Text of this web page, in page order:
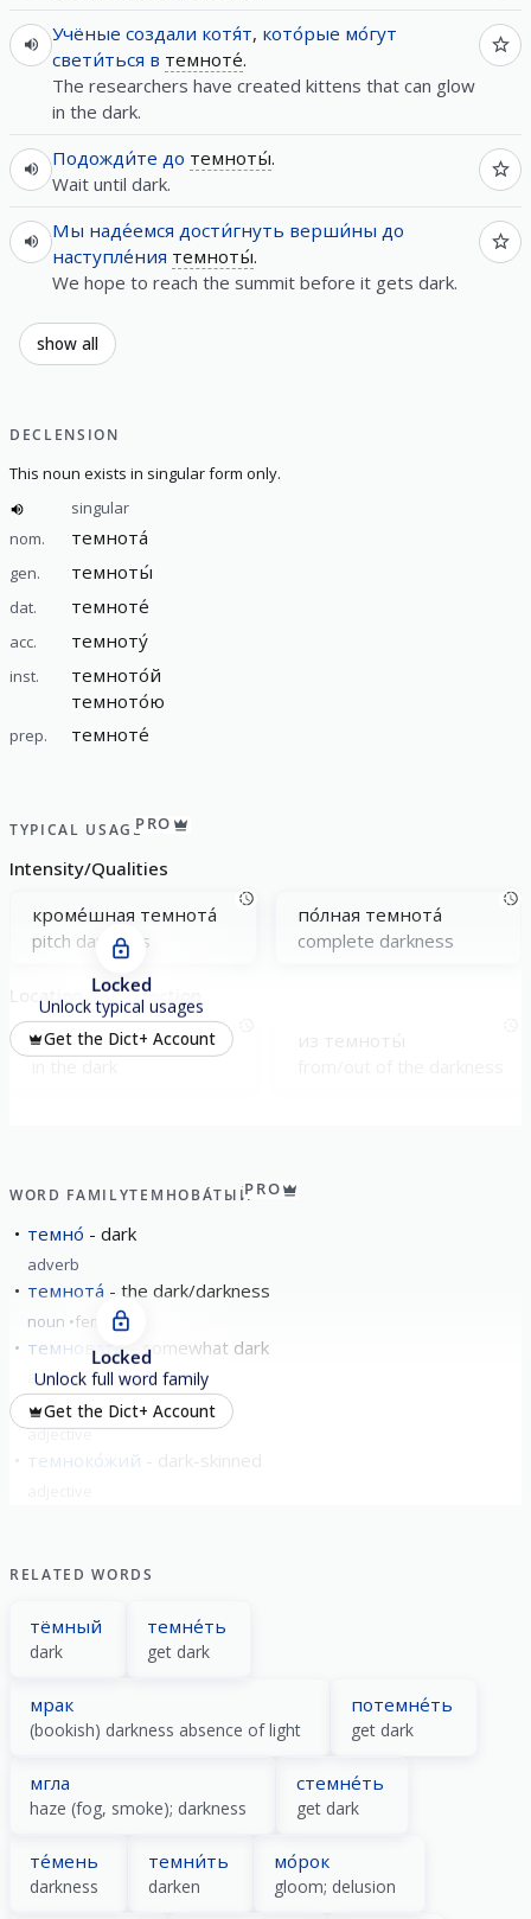
Учёные создали котя́т, кото́рые мо́гут
свети́ться в темноте́.
The researchers have created kittens that can glow
in the dark.
Подожди́те до темноты́.
Wait until dark.
Мы наде́емся дости́гнуть верши́ны до
наступле́ния темноты́.
We hope to reach the summit before it gets dark.
show all
DECLENSION
This noun exists in singular form only.
singular
nom.
темнота́
gen. темноты́
dat. темноте́
acc. темноту́
inst.
темното́й
темното́ю
prep. темноте́
TYPICAL USAGEPRO
Intensity/Qualities
кроме́шная темнота́
pitch darkness
по́лная темнота́
complete darkness
Location and Direction
в темноте́
Locked
Unlock typical usages
Get the Dict+ Account
WORD FAMILYТЕМНОВА́ТЫЙPRO
темно́ dark
adverb
темнота́ the dark/darkness
noun feminine
темновато somewhat dark
adverb
темнова́тый darkish
adjective
темноко́жий
Locked
Unlock full word family
Get the Dict+ Account
RELATED WORDS
тёмный
dark
темне́ть
get dark
мрак
(bookish) darkness absence of light
потемне́ть
get dark
мгла
haze (fog, smoke); darkness
стемне́ть
get dark
те́мень
darkness
темни́ть
darken
мо́рок
gloom; delusion